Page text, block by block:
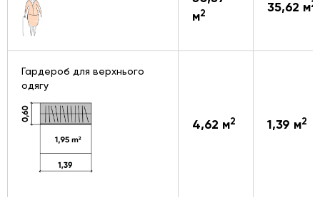
м2 35,62 м2
Гардероб для верхнього
одягу
4,62 м2 1,39 м2